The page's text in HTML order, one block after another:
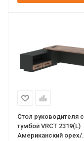
Стол руководителя с
тумбой VRCT 2319(L)
Американский орех/